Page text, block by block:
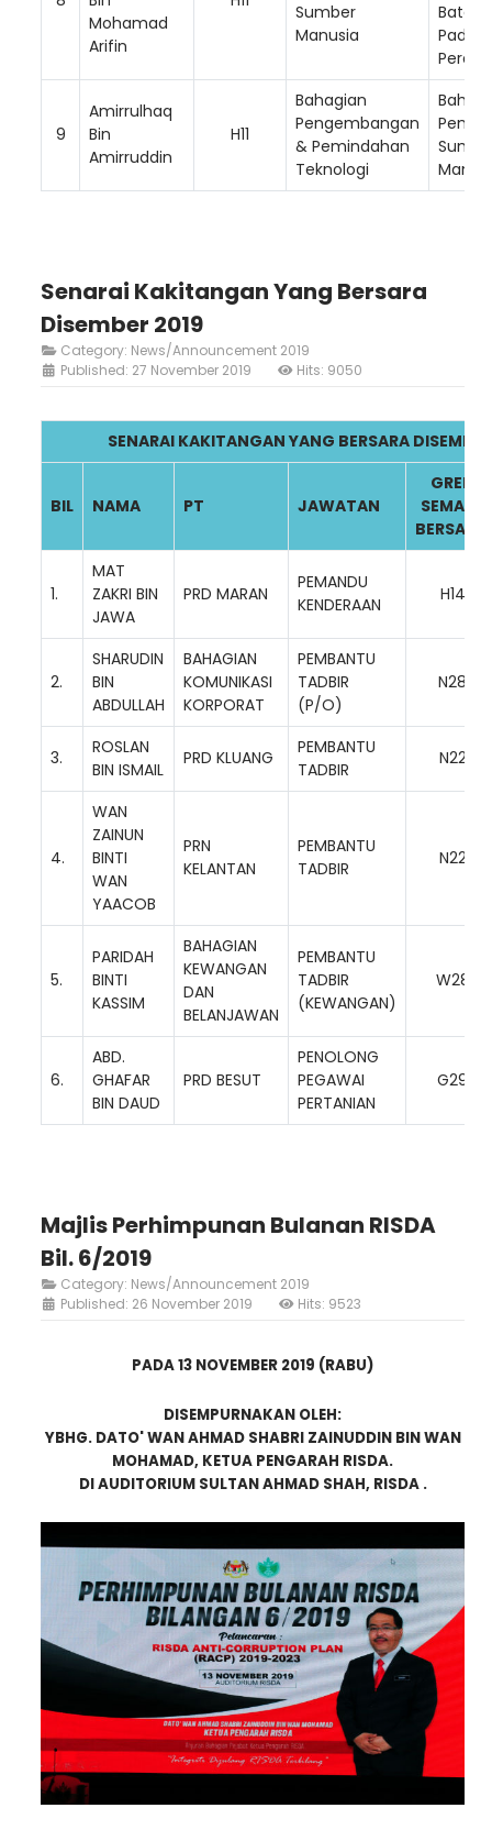
Mohamad
Arifin
Sumber
Manusia
Batang
Perak
9
Amirrulhaq
Bin
Amirruddin
H11
Bahagian
Pengembangan
& Pemindahan
Teknologi
Senarai Kakitangan Yang Bersara
Disember 2019
Category: News/Announcement 2019
Published: 27 November 2019
Hits: 9050
SENARAI KAKITANGAN YANG BERSARA
BIL NAMA PT JAWATAN
GRED
SEMASA
BERSARA
1.
MAT
ZAKRI BIN
JAWA
PRD MARAN
PEMANDU
KENDERAAN
H14
2.
SHARUDIN
BIN
ABDULLAH
BAHAGIAN
KOMUNIKASI
KORPORAT
PEMBANTU
TADBIR
(P/O)
N28
3.
ROSLAN
BIN ISMAIL
PRD KLUANG
PEMBANTU
TADBIR
N22
4.
WAN
ZAINUN
BINTI
WAN
YAACOB
PRN
KELANTAN
PEMBANTU
TADBIR
N22
5.
PARIDAH
BINTI
KASSIM
BAHAGIAN
KEWANGAN
DAN
BELANJAWAN
PEMBANTU
TADBIR
(KEWANGAN)
W28
6.
ABD.
GHAFAR
BIN DAUD
PRD BESUT
PENOLONG
PEGAWAI
PERTANIAN
G29
Majlis Perhimpunan Bulanan RISDA
Bil. 6/2019
Category: News/Announcement 2019
Published: 26 November 2019
Hits: 9523
PADA 13 NOVEMBER 2019 (RABU)
DISEMPURNAKAN OLEH:
YBHG. DATO' WAN AHMAD SHABRI ZAINUDDIN BIN WAN
MOHAMAD, KETUA PENGARAH RISDA.
DI AUDITORIUM SULTAN AHMAD SHAH, RISDA .